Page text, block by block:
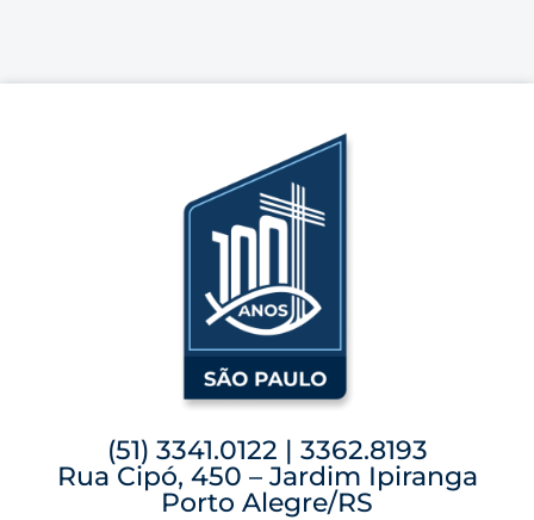
(51) 3341.0122 | 3362.8193
Rua Cipó, 450 – Jardim Ipiranga
Porto Alegre/RS